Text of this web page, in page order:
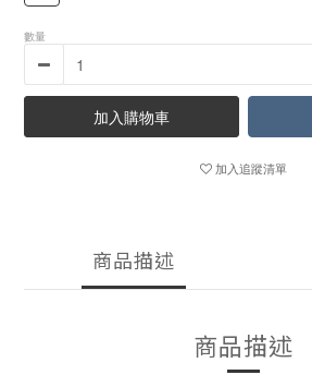
數量
加入購物車
加入追蹤清單
商品描述
商品描述